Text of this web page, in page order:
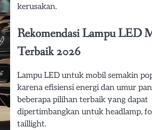
kerusakan.
Rekomendasi Lampu LED
Terbaik 2026
Lampu LED untuk mobil semakin
karena efisiensi energi dan umur
beberapa pilihan terbaik yang dapat
dipertimbangkan untuk headlamp,
taillight.